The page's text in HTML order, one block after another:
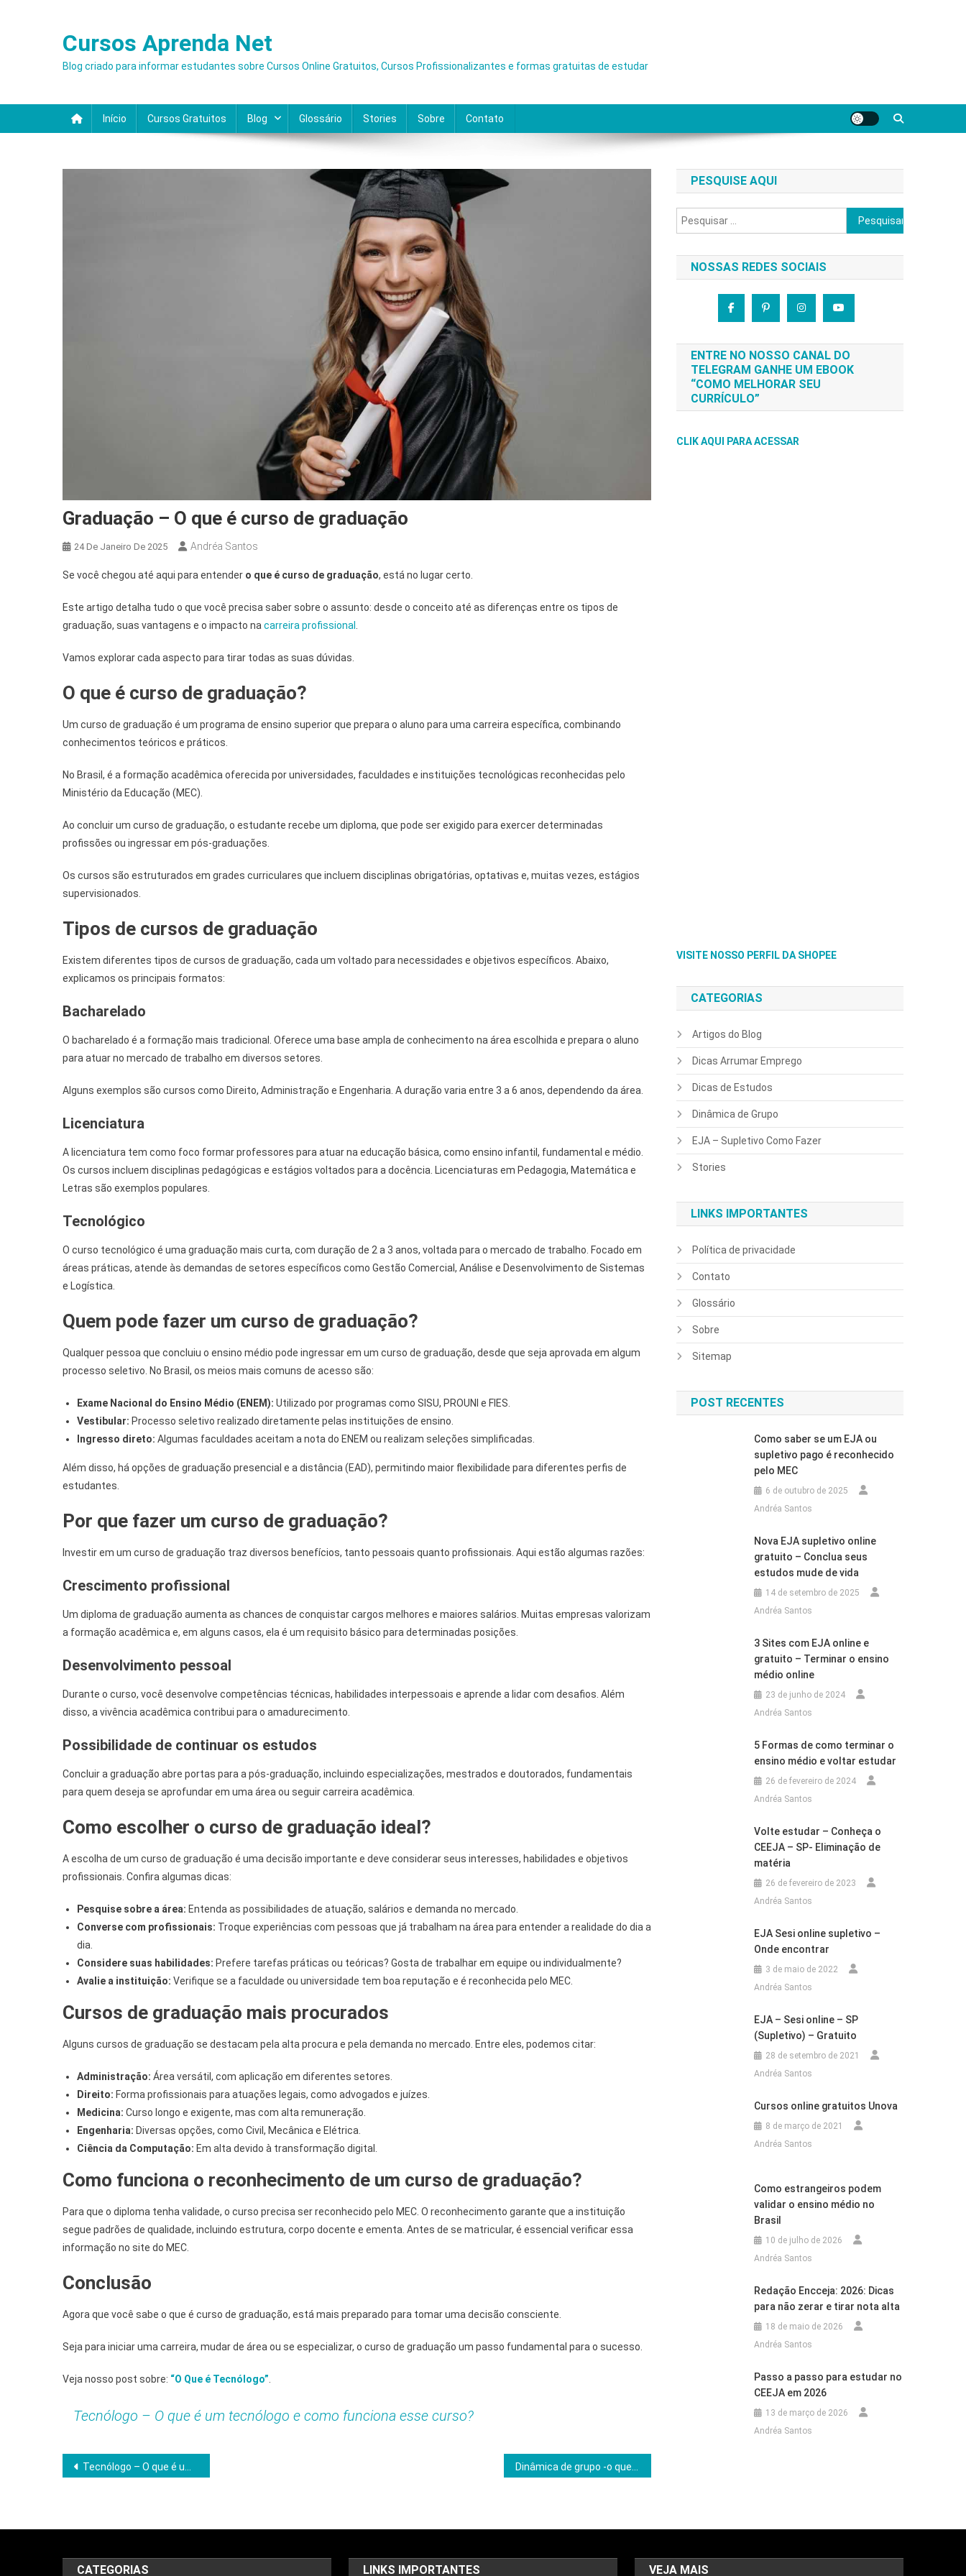
Cursos Aprenda Net
Blog criado para informar estudantes sobre Cursos Online Gratuitos, Cursos Profissionalizantes e formas gratuitas de estudar
Início Cursos Gratuitos Blog Glossário Stories Sobre Contato
Graduação – O que é curso de graduação
24 De Janeiro De 2025 Andréa Santos
Se você chegou até aqui para entender o que é curso de graduação, está no lugar certo.
Este artigo detalha tudo o que você precisa saber sobre o assunto: desde o conceito até as diferenças entre os tipos de
graduação, suas vantagens e o impacto na carreira profissional
Vamos explorar cada aspecto para tirar todas as suas dúvidas.
O que é curso de graduação?
Um curso de graduação é um programa de ensino superior que prepara o aluno para uma carreira específica, combinando
conhecimentos teóricos e práticos.
No Brasil, é a formação acadêmica oferecida por universidades, faculdades e instituições tecnológicas reconhecidas pelo
Ministério da Educação (MEC).
Ao concluir um curso de graduação, o estudante recebe um diploma, que pode ser exigido para exercer determinadas
profissões ou ingressar em pós-graduações.
Os cursos são estruturados em grades curriculares que incluem disciplinas obrigatórias, optativas e, muitas vezes, estágios
supervisionados.
Tipos de cursos de graduação
Existem diferentes tipos de cursos de graduação, cada um voltado para necessidades e objetivos específicos. Abaixo,
explicamos os principais formatos:
Bacharelado
O bacharelado é a formação mais tradicional. Oferece uma base ampla de conhecimento na área escolhida e prepara o aluno
para atuar no mercado de trabalho em diversos setores.
Alguns exemplos são cursos como Direito, Administração e Engenharia. A duração varia entre 3 a 6 anos, dependendo da área.
Licenciatura
A licenciatura tem como foco formar professores para atuar na educação básica, como ensino infantil, fundamental e médio.
Os cursos incluem disciplinas pedagógicas e estágios voltados para a docência. Licenciaturas em Pedagogia, Matemática e
Letras são exemplos populares.
Tecnológico
O curso tecnológico é uma graduação mais curta, com duração de 2 a 3 anos, voltada para o mercado de trabalho. Focado em
áreas práticas, atende às demandas de setores específicos como Gestão Comercial, Análise e Desenvolvimento de Sistemas
e Logística.
Quem pode fazer um curso de graduação?
Qualquer pessoa que concluiu o ensino médio pode ingressar em um curso de graduação, desde que seja aprovada em algum
processo seletivo. No Brasil, os meios mais comuns de acesso são:
Exame Nacional do Ensino Médio (ENEM): Utilizado por programas como SISU, PROUNI e FIES.
Vestibular: Processo seletivo realizado diretamente pelas instituições de ensino.
Ingresso direto: Algumas faculdades aceitam a nota do ENEM ou realizam seleções simplificadas.
Além disso, há opções de graduação presencial e a distância (EAD), permitindo maior flexibilidade para diferentes perfis de
estudantes.
Por que fazer um curso de graduação?
Investir em um curso de graduação traz diversos benefícios, tanto pessoais quanto profissionais. Aqui estão algumas razões:
Crescimento profissional
Um diploma de graduação aumenta as chances de conquistar cargos melhores e maiores salários. Muitas empresas valorizam
a formação acadêmica e, em alguns casos, ela é um requisito básico para determinadas posições.
Desenvolvimento pessoal
Durante o curso, você desenvolve competências técnicas, habilidades interpessoais e aprende a lidar com desafios. Além
disso, a vivência acadêmica contribui para o amadurecimento.
Possibilidade de continuar os estudos
Concluir a graduação abre portas para a pós-graduação, incluindo especializações, mestrados e doutorados, fundamentais
para quem deseja se aprofundar em uma área ou seguir carreira acadêmica.
Como escolher o curso de graduação ideal?
A escolha de um curso de graduação é uma decisão importante e deve considerar seus interesses, habilidades e objetivos
profissionais. Confira algumas dicas:
Pesquise sobre a área: Entenda as possibilidades de atuação, salários e demanda no mercado.
Converse com profissionais: Troque experiências com pessoas que já trabalham na área para entender a realidade do dia a
dia.
Considere suas habilidades: Prefere tarefas práticas ou teóricas? Gosta de trabalhar em equipe ou individualmente?
Avalie a instituição: Verifique se a faculdade ou universidade tem boa reputação e é reconhecida pelo MEC.
Cursos de graduação mais procurados
Alguns cursos de graduação se destacam pela alta procura e pela demanda no mercado. Entre eles, podemos citar:
Administração: Área versátil, com aplicação em diferentes setores.
Direito: Forma profissionais para atuações legais, como advogados e juízes.
Medicina: Curso longo e exigente, mas com alta remuneração.
Engenharia: Diversas opções, como Civil, Mecânica e Elétrica.
Ciência da Computação: Em alta devido à transformação digital.
Como funciona o reconhecimento de um curso de graduação?
Para que o diploma tenha validade, o curso precisa ser reconhecido pelo MEC. O reconhecimento garante que a instituição
segue padrões de qualidade, incluindo estrutura, corpo docente e ementa. Antes de se matricular, é essencial verificar essa
informação no site do MEC.
Conclusão
Agora que você sabe o que é curso de graduação, está mais preparado para tomar uma decisão consciente.
Seja para iniciar uma carreira, mudar de área ou se especializar, o curso de graduação um passo fundamental para o sucesso.
Veja nosso post sobre: “O Que é Tecnólogo”
Tecnólogo – O que é um tecnólogo e como funciona esse curso?
Navegação
Post
Tecnólogo – O que é um tecnólogo e como funciona esse curso?
PESQUISE AQUI
Pesquisar
por:
NOSSAS REDES SOCIAIS
ENTRE NO NOSSO CANAL DO
TELEGRAM GANHE UM EBOOK
“COMO MELHORAR SEU
CURRÍCULO”
CLIK AQUI PARA ACESSAR
VISITE NOSSO PERFIL DA SHOPEE
CATEGORIAS
Artigos do Blog
Dicas Arrumar Emprego
Dicas de Estudos
Dinâmica de Grupo
EJA – Supletivo Como Fazer
Stories
LINKS IMPORTANTES
Política de privacidade
Contato
Glossário
Sobre
Sitemap
POST RECENTES
Como saber se um EJA ou
supletivo pago é reconhecido
pelo MEC
6 de outubro de 2025
Andréa Santos
Nova EJA supletivo online
gratuito – Conclua seus
estudos mude de vida
14 de setembro de 2025
Andréa Santos
3 Sites com EJA online e
gratuito – Terminar o ensino
médio online
23 de junho de 2024
Andréa Santos
5 Formas de como terminar o
ensino médio e voltar estudar
26 de fevereiro de 2024
Andréa Santos
Volte estudar – Conheça o
CEEJA – SP- Eliminação de
matéria
26 de fevereiro de 2023
Andréa Santos
EJA Sesi online supletivo –
Onde encontrar
3 de maio de 2022
Andréa Santos
EJA – Sesi online – SP
(Supletivo) – Gratuito
28 de setembro de 2021
Andréa Santos
Cursos online gratuitos Unova
8 de março de 2021
Andréa Santos
Como estrangeiros podem
validar o ensino médio no
Brasil
10 de julho de 2026
Andréa Santos
Redação Encceja: 2026: Dicas
para não zerar e tirar nota alta
18 de maio de 2026
Andréa Santos
Passo a passo para estudar no
CEEJA em 2026
13 de março de 2026
Andréa Santos
CATEGORIAS LINKS IMPORTANTES VEJA MAIS